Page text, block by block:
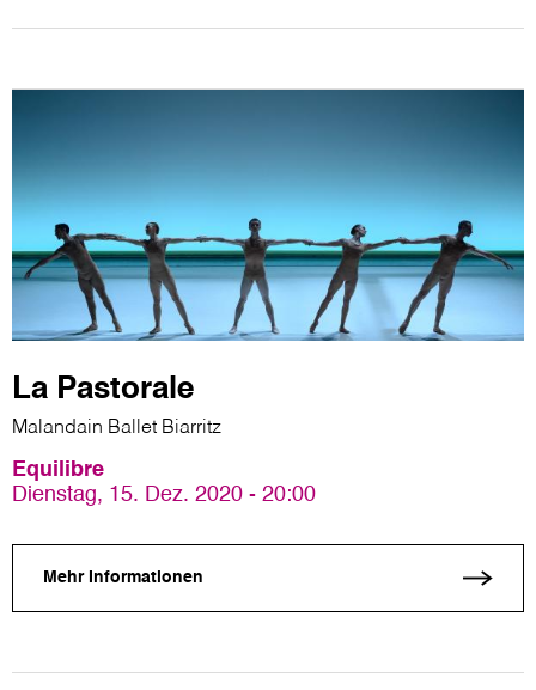
La Pastorale
Malandain Ballet Biarritz
Equilibre
Dienstag, 15. Dez. 2020 - 20:00
Mehr Informationen